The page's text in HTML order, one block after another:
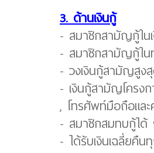
3. ด้านเงินกู้
- สมาชิกสามัญกู้ใน
- สมาชิกสามัญกู้ใน
- วงเงินกู้สามัญสูง
- เงินกู้สามัญโครง
, โทรศัพท์มือถือแล
- สมาชิกสมทบกู้ได้
- ได้รับเงินเฉลี่ยคืน